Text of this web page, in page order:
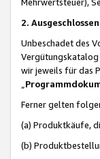
2.
Unbeschadet des
Vergütungskatalog
wir jeweils für das
Ferner gelten
(a) Produktkäufe,
(b)